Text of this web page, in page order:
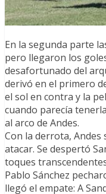
En la segunda parte
pero llegaron los
desafortunado del
derivó en el primero
el sol en contra y la
cuando parecía
al arco de Andes.
Con la derrota, Andes
atacar. Se despertó
toques
Pablo Sánchez
llegó el empate: A